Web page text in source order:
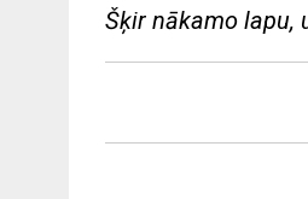
Šķir nākamo lapu,